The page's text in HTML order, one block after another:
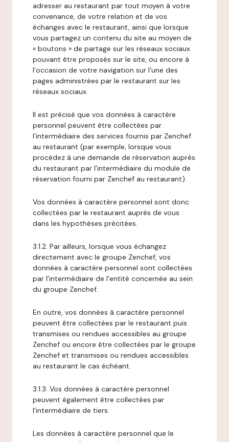
adresser au restaurant par tout moyen à votre
convenance, de votre relation et de vos
échanges avec le restaurant, ainsi que lorsque
vous partagez un contenu du site au moyen de
« boutons » de partage sur les réseaux sociaux
pouvant être proposés sur le site, ou encore à
l’occasion de votre navigation sur l’une des
pages administrées par le restaurant sur les
réseaux sociaux.
Il est précisé que vos données à caractère
personnel peuvent être collectées par
l’intermédiaire des services fournis par Zenchef
au restaurant (par exemple, lorsque vous
procédez à une demande de réservation auprès
du restaurant par l’intermédiaire du module de
réservation fourni par Zenchef au restaurant).
Vos données à caractère personnel sont donc
collectées par le restaurant auprès de vous
dans les hypothèses précitées.
3.1.2. Par ailleurs, lorsque vous échangez
directement avec le groupe Zenchef, vos
données à caractère personnel sont collectées
par l’intermédiaire de l’entité concernée au sein
du groupe Zenchef.
En outre, vos données à caractère personnel
peuvent être collectées par le restaurant puis
transmises ou rendues accessibles au groupe
Zenchef ou encore être collectées par le groupe
Zenchef et transmises ou rendues accessibles
au restaurant le cas échéant.
3.1.3. Vos données à caractère personnel
peuvent également être collectées par
l’intermédiaire de tiers.
Les données à caractère personnel que le